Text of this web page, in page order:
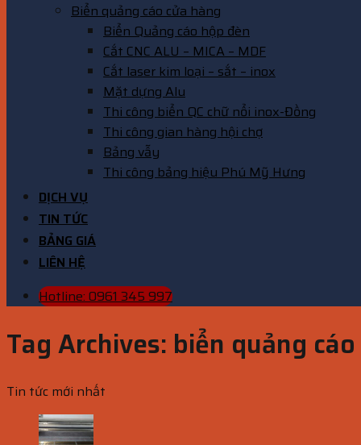
Biển quảng cáo cửa hàng
Biển Quảng cáo hộp đèn
Cắt CNC ALU – MICA – MDF
Cắt laser kim loại – sắt – inox
Mặt dựng Alu
Thi công biển QC chữ nổi inox-Đồng
Thi công gian hàng hội chợ
Bảng vẫy
Thi công bảng hiệu Phú Mỹ Hưng
DỊCH VỤ
TIN TỨC
BẢNG GIÁ
LIÊN HỆ
Hotline: 0961 345 997
Tag Archives: biển quảng
Tin tức mới nhất